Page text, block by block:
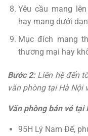
Yêu cầu mang
hay mang dưới
Mục đích mang
thương mại hay
Bước 2: Liên hệ đến
văn phòng tại Hà Nội
Văn phòng bán vé
95H Lý Nam Đế,